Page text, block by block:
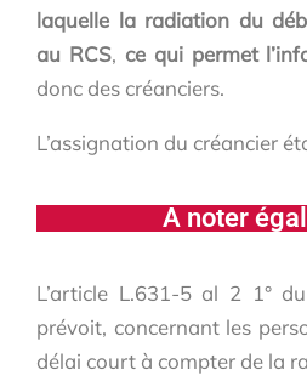
laquelle la radiation du
au RCS, ce qui permet
donc des créanciers.
L’assignation du créancier
A noter
L’article L.631-5 al 2 1°
prévoit, concernant les
délai court à compter de la